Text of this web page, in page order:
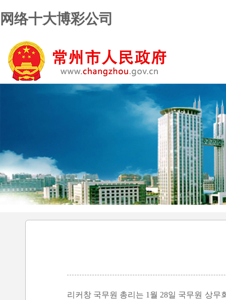
网络十大博彩公司
리커창 국무원 총리는 1월 28일 국무원 상